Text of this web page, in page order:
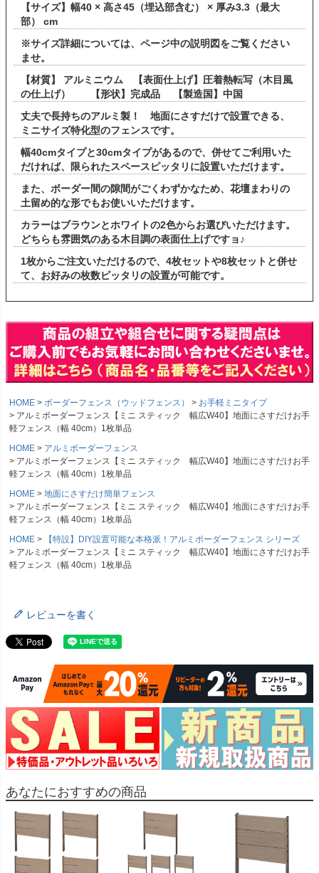
【サイズ】幅40 × 高さ45（埋込部含む） × 厚み3.3（最大
部） cm
※サイズ詳細については、ページ中の説明図をご覧ください
ませ。
【材質】 アルミニウム 【表面仕上げ】圧着熱転写（木目風
の仕上げ） 【形状】完成品 【製造国】中国
丈夫で長持ちのアルミ製！ 地面にさすだけで設置できる、
ミニサイズ特化型のフェンスです。
幅40cmタイプと30cmタイプがあるので、併せてご利用いた
だければ、限られたスペースピッタリに設置いただけます。
また、ボーダー間の隙間がごくわずかなため、花壇まわりの
土留め的な形でもお使いいただけます。
カラーはブラウンとホワイトの2色からお選びいただけます。
どちらも雰囲気のある木目調の表面仕上げですョ♪
1枚からご注文いただけるので、4枚セットや8枚セットと併せ
て、お好みの枚数ピッタリの設置が可能です。
HOME ボーダーフェンス（ウッドフェンス）
お手軽ミニタイプ
アルミボーダーフェンス【ミニ スティック 幅広W40】地面にさすだけお手
軽フェンス（幅 40cm）1枚単品
HOME
アルミボーダーフェンス
アルミボーダーフェンス【ミニ スティック 幅広W40】地面にさすだけお手
軽フェンス（幅 40cm）1枚単品
HOME
地面にさすだけ簡単フェンス
アルミボーダーフェンス【ミニ スティック 幅広W40】地面にさすだけお手
軽フェンス（幅 40cm）1枚単品
HOME
【特設】DIY設置可能な本格派！アルミボーダーフェンス シリーズ
アルミボーダーフェンス【ミニ スティック 幅広W40】地面にさすだけお手
軽フェンス（幅 40cm）1枚単品
レビューを書く
あなたにおすすめの商品